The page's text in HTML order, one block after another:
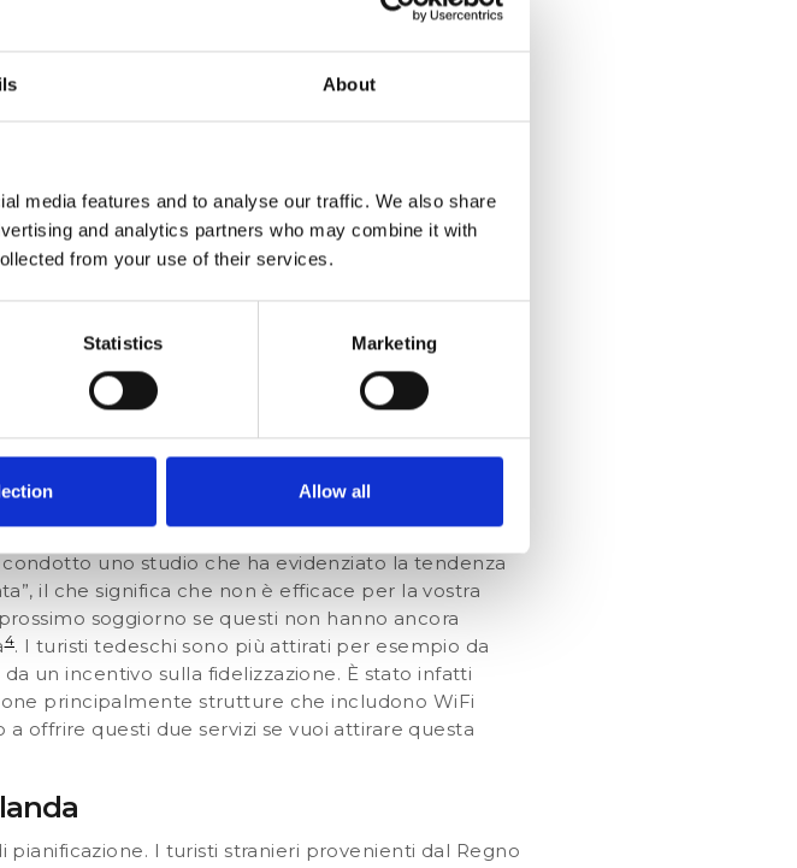
About
media features and to analyse our traffic. We also share
and analytics partners who may combine it with
from your use of their services.
Statistics Marketing
Allow all
rispecchiano questo trend. La pianificazione
più volte dalla nazionalità dei turisti stranieri che
calendly.com/ca-italy-sales/ca-italy-introduction?
attirare-turisti-stranieri"]
a seconda della
è necessario conoscere bene le abitudini e le
e alla pianificazione . Infatti, è abitudine
o il viaggio e attenersi strettamente al piano.
indimenticabile al tuo ospite tedesco, devi assicurarti
uno studio che ha evidenziato la tendenza
il che significa che non è efficace per la vostra
soggiorno se questi non hanno ancora
4. I turisti tedeschi sono più attirati per esempio da
un incentivo sulla fidelizzazione. È stato infatti
principalmente strutture che includono WiFi
offrire questi due servizi se vuoi attirare questa
I turisti stranieri provenienti dal Regno